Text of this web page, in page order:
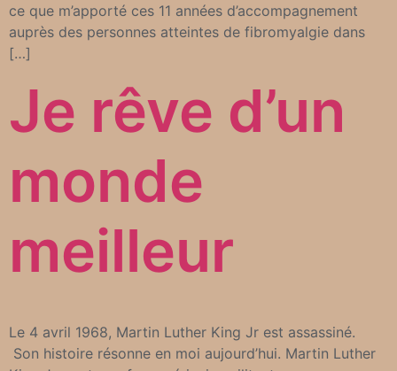
ce que m’apporté ces 11 années d’accompagnement
auprès des personnes atteintes de fibromyalgie dans
[…]
Je rêve d’un
monde
meilleur
Le 4 avril 1968, Martin Luther King Jr est assassiné.
Son histoire résonne en moi aujourd’hui. Martin Luther